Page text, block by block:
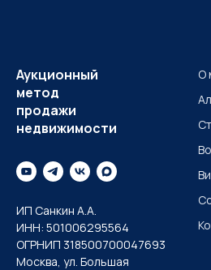
Аукционный
метод
продажи
недвижимости
ИП Санкин А.А.
ИНН: 501006295564
ОГРНИП 318500700047693
Москва, ул. Большая
О